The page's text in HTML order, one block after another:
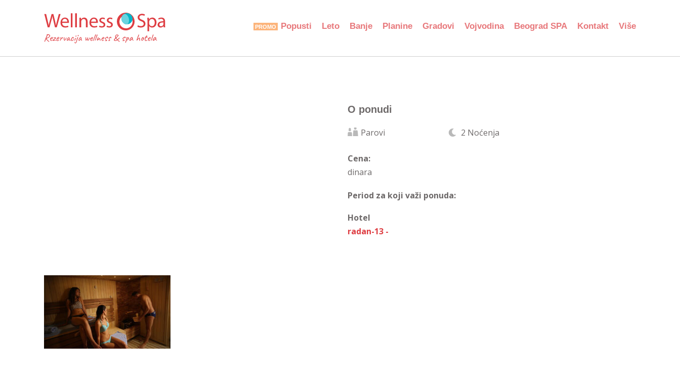
Popusti Leto Banje Planine Gradovi Vojvodina Beograd SPA Kontakt Više
O ponudi
Parovi 2 Noćenja
Cena:
dinara
Period za koji važi ponuda:
Hotel
radan-13 -